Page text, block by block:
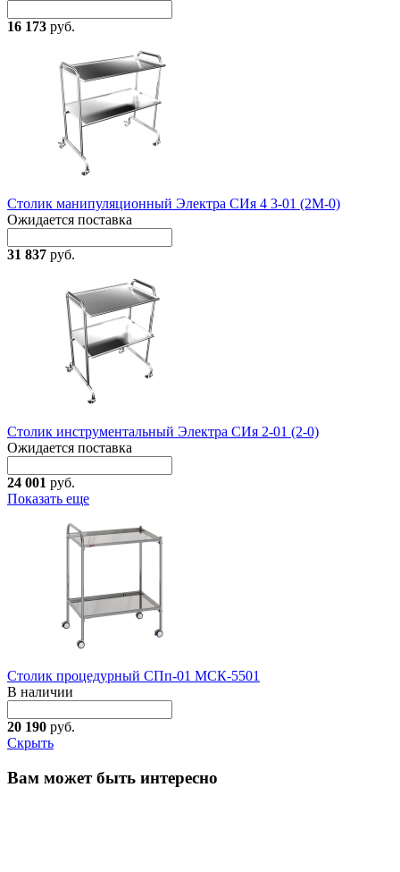
16 173 руб.
Столик манипуляционный Электра СИя 4 3-01 (2М-0)
Ожидается поставка
31 837 руб.
Столик инструментальный Электра СИя 2-01 (2-0)
Ожидается поставка
24 001 руб.
Показать еще
Столик процедурный СПп-01 МСК-5501
В наличии
20 190 руб.
Скрыть
Вам может быть интересно